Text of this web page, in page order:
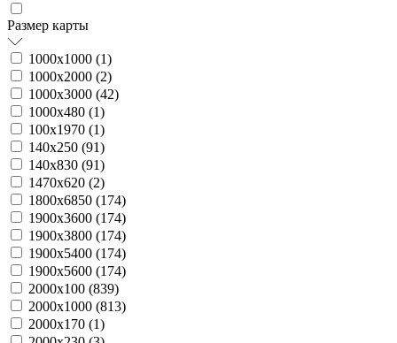
Размер карты
1000х1000 (1)
1000х2000 (2)
1000х3000 (42)
1000х480 (1)
100х1970 (1)
140х250 (91)
140х830 (91)
1470х620 (2)
1800х6850 (174)
1900х3600 (174)
1900х3800 (174)
1900х5400 (174)
1900х5600 (174)
2000х100 (839)
2000х1000 (813)
2000х170 (1)